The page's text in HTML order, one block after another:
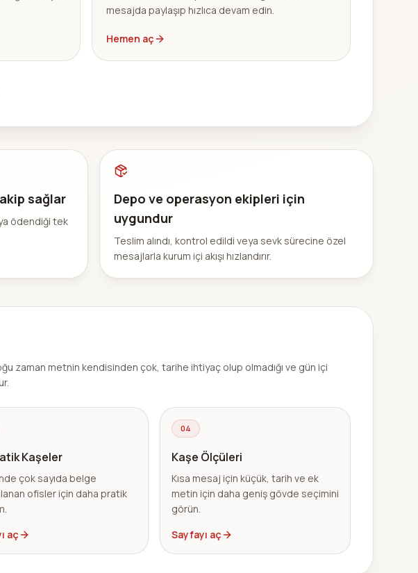
mesajda paylaşıp hızlıca devam edin.
Hemen aç
sağlar
ödendiği tek
Depo ve operasyon ekipleri için
uygundur
Teslim alındı, kontrol edildi veya sevk sürecine özel
mesajlarla kurum içi akışı hızlandırır.
zaman metnin kendisinden çok, tarihe ihtiyaç olup olmadığı ve gün içi
Kaşeler
çok sayıda belge
ofisler için daha pratik
aç
04
Kaşe Ölçüleri
Kısa mesaj için küçük, tarih ve ek
metin için daha geniş gövde seçimini
görün.
Sayfayı aç